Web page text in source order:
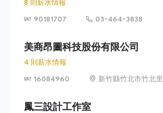
8 則薪水情報
90181707
03-464-3838
美商昂圖科技股份有限公司
4 則薪水情報
16084960
新竹縣竹北市竹北
鳳三設計工作室